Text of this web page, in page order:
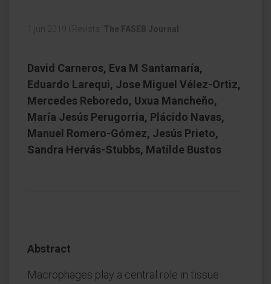
1 jun 2019 Revista: The FASEB Journal
David Carneros, Eva M Santamaría,
Eduardo Larequi, Jose Miguel Vélez-Ortiz,
Mercedes Reboredo, Uxua Mancheño,
María Jesús Perugorria, Plácido Navas,
Manuel Romero-Gómez, Jesús Prieto,
Sandra Hervás-Stubbs, Matilde Bustos
Abstract
Macrophages play a central role in tissue